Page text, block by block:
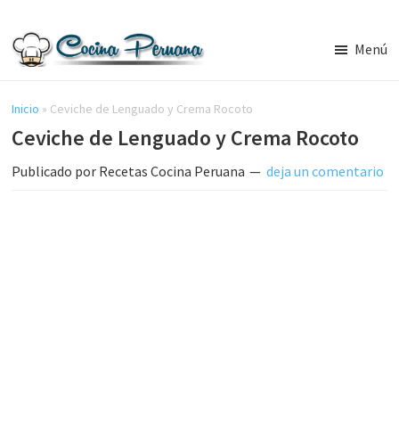
contenido
lateral
principal
Cocina
Peruana,
Recetas
de
Comida
Menú
Inicio » Ceviche de Lenguado y Crema Rocoto
Ceviche de Lenguado y Crema Rocoto
Publicado por Recetas Cocina Peruana deja un comentario